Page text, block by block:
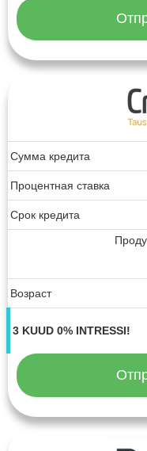
Сумма кредита
Процентная ставка
Срок кредита
Возраст
3 KUUD 0% INTRESSI!